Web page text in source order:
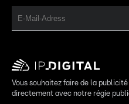
Vous souhaitez faire de la
directement avec notre régie